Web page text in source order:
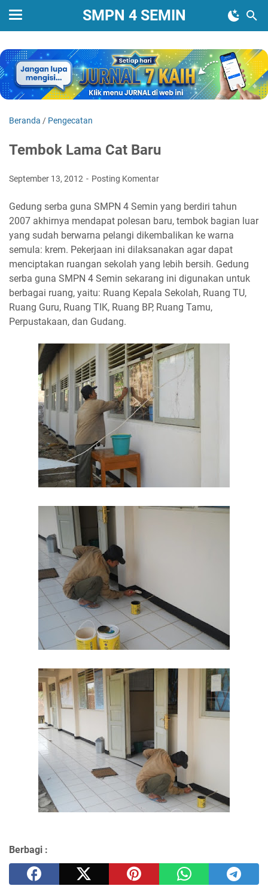
SMPN 4 SEMIN
Beranda / Pengecatan
Tembok Lama Cat Baru
September 13, 2012 Posting Komentar
Gedung serba guna SMPN 4 Semin yang berdiri tahun
2007 akhirnya mendapat polesan baru, tembok bagian luar
yang sudah berwarna pelangi dikembalikan ke warna
semula: krem. Pekerjaan ini dilaksanakan agar dapat
menciptakan ruangan sekolah yang lebih bersih. Gedung
serba guna SMPN 4 Semin sekarang ini digunakan untuk
berbagai ruang, yaitu: Ruang Kepala Sekolah, Ruang TU,
Ruang Guru, Ruang TIK, Ruang BP, Ruang Tamu,
Perpustakaan, dan Gudang.
Berbagi :